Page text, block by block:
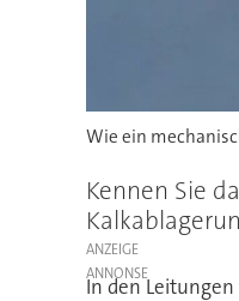
Wie ein
Kennen Sie
ANZEIGE
In den